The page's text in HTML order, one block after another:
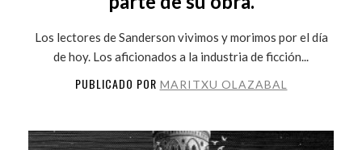
Los lectores de Sanderson vivimos y morimos por el día
de hoy. Los aficionados a la industria de ficción...
PUBLICADO POR MARITXU OLAZABAL